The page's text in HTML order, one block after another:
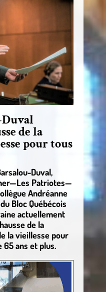
de la
pour tous
Duval,
Patriotes—
Andréanne
Bloc Québécois
actuellement
de la
la vieillesse pour
65 ans et plus.